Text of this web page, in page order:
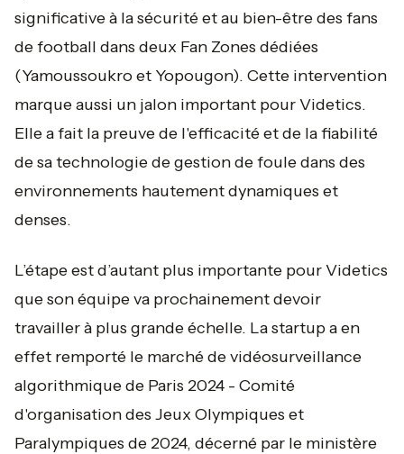
significative à la sécurité et au bien-être des fans
de football dans deux Fan Zones dédiées
(Yamoussoukro et Yopougon). Cette intervention
marque aussi un jalon important pour Videtics.
Elle a fait la preuve de l'efficacité et de la fiabilité
de sa technologie de gestion de foule dans des
environnements hautement dynamiques et
denses.
L’étape est d’autant plus importante pour Videtics
que son équipe va prochainement devoir
travailler à plus grande échelle. La startup a en
effet remporté le marché de vidéosurveillance
algorithmique de Paris 2024 - Comité
d'organisation des Jeux Olympiques et
Paralympiques de 2024, décerné par le ministère